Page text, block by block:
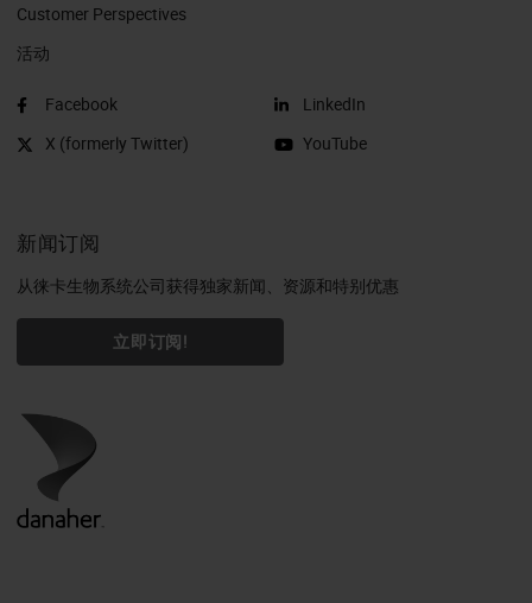
Customer Perspectives​
活动
Facebook
X (formerly Twitter)
LinkedIn
YouTube
新闻订阅
从徕卡生物系统公司获得独家新闻、资源和特别优惠
立即订阅!